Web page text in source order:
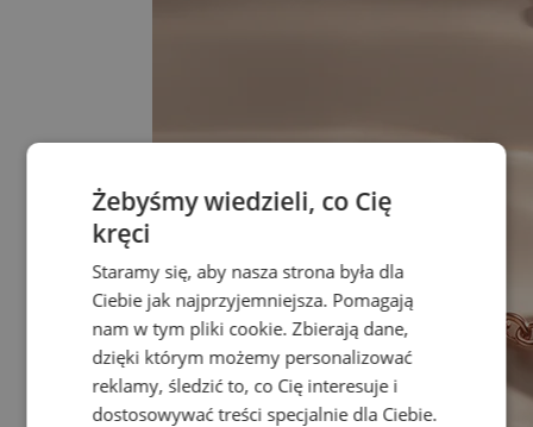
Żebyśmy wiedzieli, co Cię
kręci
Staramy się, aby nasza strona była dla
Ciebie jak najprzyjemniejsza. Pomagają
nam w tym pliki cookie. Zbierają dane,
dzięki którym możemy personalizować
reklamy, śledzić to, co Cię interesuje i
dostosowywać treści specjalnie dla Ciebie.